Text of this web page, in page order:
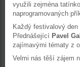
využili zejména
naprogramovaných
Každý festivalový
Přednášející Pavel
zajímavými tématy z
Velmi nás těší zájem